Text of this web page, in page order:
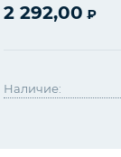
2 292,00 ₽
Наличие: